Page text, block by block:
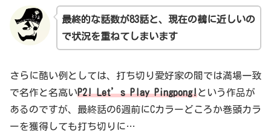
最終的な話数が83話と、現在の鵺に近しいの
で状況を重ねてしまいます
さらに酷い例としては、打ち切り愛好家の間では満場一致
で名作と名高いP2! Let’s Play Pingpong!という作品が
あるのですが、最終話の6週前にCカラーどころか巻頭カラ
ーを獲得しても打ち切りに…